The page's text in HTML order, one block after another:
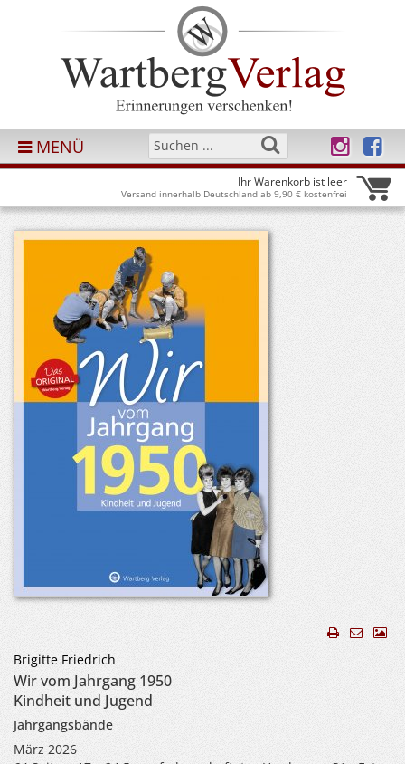
MENÜ
Ihr Warenkorb ist leer
Versand innerhalb Deutschland ab 9,90 € kostenfrei
Brigitte Friedrich
Wir vom Jahrgang 1950
Kindheit und Jugend
Jahrgangsbände
März 2026